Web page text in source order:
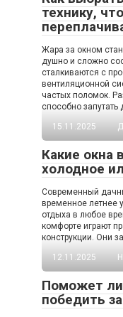
технику,
Жара за окном
душно и сложно
сталкиваются с
вентиляционной
частых поломок.
способно запутать
15.11.2025
Какие окна
холодное
Современный
временное летнее
отдыха в любое
комфорте играют
конструкции. Они
12.11.2025
Поможет ли
победить